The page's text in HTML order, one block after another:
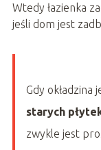
Wtedy łazienka
jeśli dom jest
Gdy okładzina
starych
zwykle jest